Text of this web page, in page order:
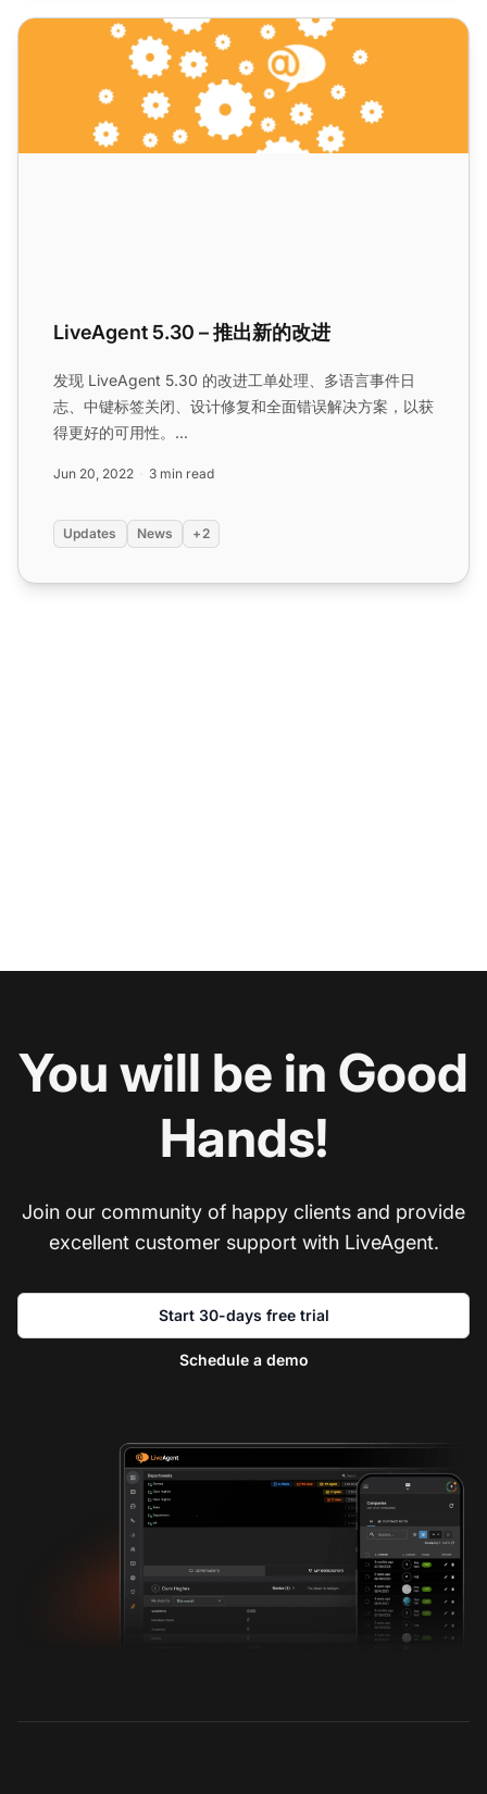
LiveAgent 5.30 – 推出新的改进
LiveAgent 5.30 – 推出新的改进
发现 LiveAgent 5.30 的改进工单处理、多语言事件日
志、中键标签关闭、设计修复和全面错误解决方案，以获
得更好的可用性。...
Jun 20, 2022 3 min read
Updates News +2
You will be in Good
Hands!
Join our community of happy clients and provide
excellent customer support with LiveAgent.
Start 30-days free trial
Schedule a demo